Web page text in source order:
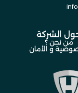
الشركة
من نحن ؟
و الأمان